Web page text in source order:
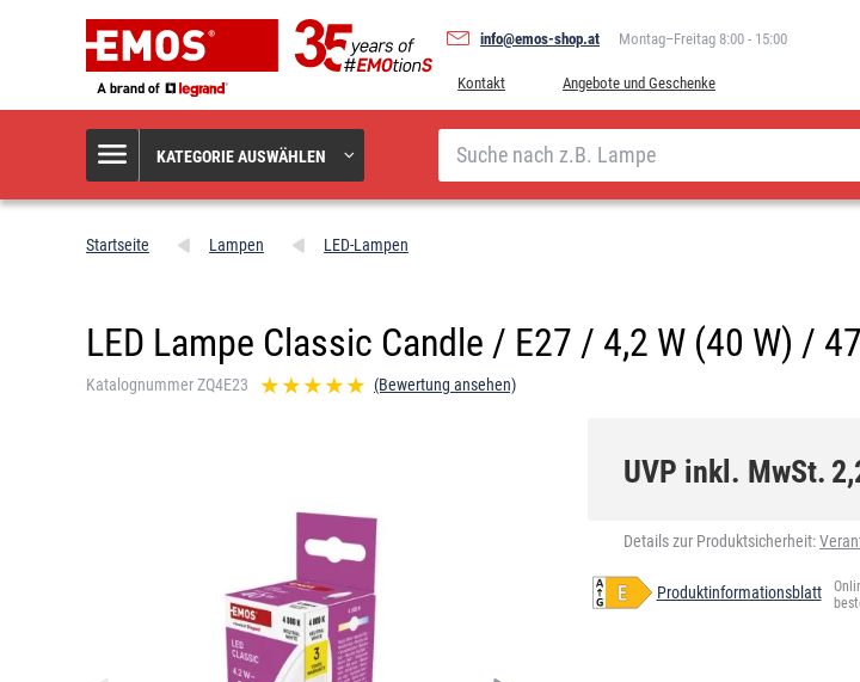
info@emos-shop.at Montag–Freitag 8:00 - 15:00
Kontakt Angebote und Geschenke
KATEGORIE AUSWÄHLEN
Suche
Startseite Lampen LED-Lampen
LED Lampe Classic Candle / E27 / 4,2 W (40 W) /
Katalognummer ZQ4E23 (Bewertung ansehen)
UVP inkl. MwSt.
Details zur Produktsicherheit:
Produktinformationsblatt